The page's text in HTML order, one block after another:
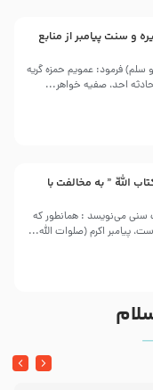
و سنت پیامبر از منابع
و سلم) فرمود: عمویم حمزه گریه
احد، صفیه خواهر...
اللّه ” به مخالفت با
خفاجی مصری عالم بزرگ سنی می‌نویسد : همانطور که
پیامبر اکرم (صلوات اللّه...